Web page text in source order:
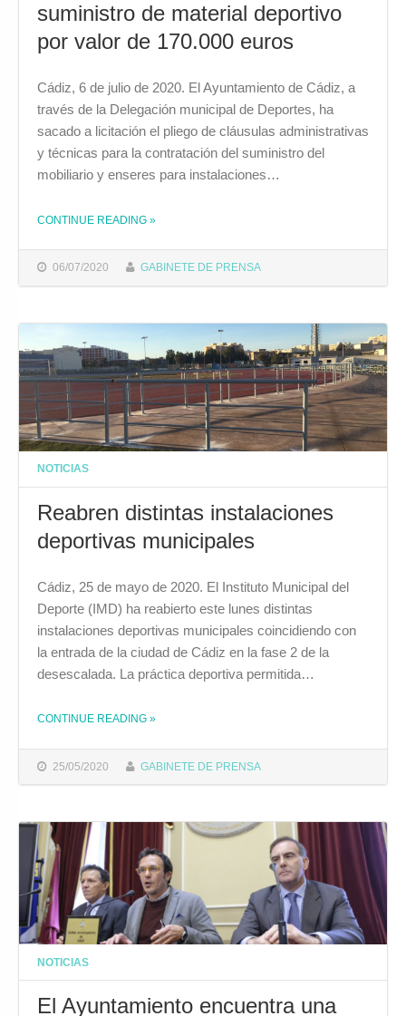
suministro de material deportivo
por valor de 170.000 euros
06/07/2020 GABINETE DE PRENSA
Cádiz, 6 de julio de 2020. El Ayuntamiento de Cádiz, a
través de la Delegación municipal de Deportes, ha
sacado a licitación el pliego de cláusulas administrativas
y técnicas para la contratación del suministro del
mobiliario y enseres para instalaciones…
CONTINUE READING THE "EL AYUNTAMIENTO SACA A LICITACIÓN SUMINISTRO DE MATERIAL DEPORTIVO POR VALOR DE 170.000 EUROS"
»
NOTICIAS
Reabren distintas instalaciones
deportivas municipales
25/05/2020 GABINETE DE PRENSA
Cádiz, 25 de mayo de 2020. El Instituto Municipal del
Deporte (IMD) ha reabierto este lunes distintas
instalaciones deportivas municipales coincidiendo con
la entrada de la ciudad de Cádiz en la fase 2 de la
desescalada. La práctica deportiva permitida…
CONTINUE READING »
NOTICIAS
El Ayuntamiento encuentra una